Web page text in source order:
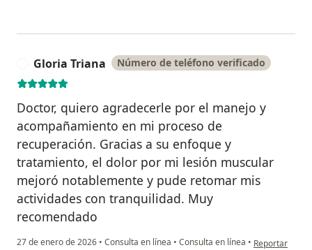
Gloria Triana Número de teléfono verificado
Doctor, quiero agradecerle por el manejo y
acompañamiento en mi proceso de
recuperación. Gracias a su enfoque y
tratamiento, el dolor por mi lesión muscular
mejoró notablemente y pude retomar mis
actividades con tranquilidad. Muy
recomendado
27 de enero de 2026 • Consulta en línea • Consulta en línea • en opinión del
Reportar